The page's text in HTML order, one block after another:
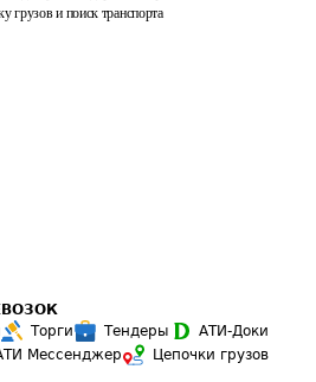
грузов и поиск транспорта
Торги Тендеры
АТИ-Доки
Мессенджер
Цепочки грузов